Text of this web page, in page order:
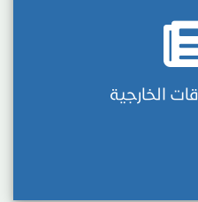
الخارجية